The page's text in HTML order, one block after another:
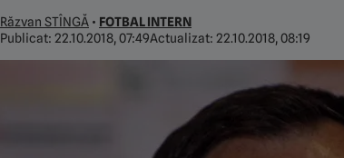
Răzvan STÎNGĂ • FOTBAL INTERN
Publicat: 22.10.2018, 07:49Actualizat: 22.10.2018, 08:19